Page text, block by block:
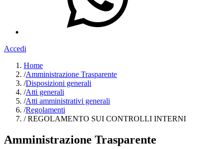
Accedi
Home
/Amministrazione Trasparente
/Disposizioni generali
/Atti generali
/Atti amministrativi generali
/Regolamenti
/REGOLAMENTO SUI CONTROLLI INTERNI
Amministrazione Trasparente